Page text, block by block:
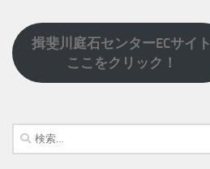
揖斐川庭石センターECサイト
ここをクリック！
検
索: